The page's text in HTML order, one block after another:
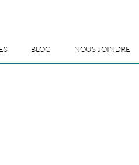
BLOG NOUS JOINDRE